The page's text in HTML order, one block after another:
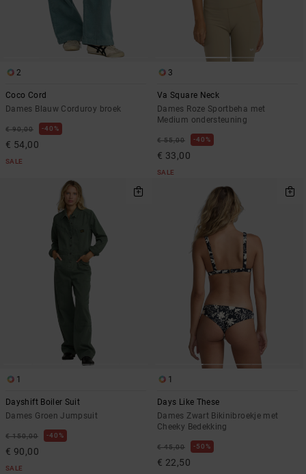
2
Coco Cord
Dames Blauw Corduroy broek
€ 90,00 40%
€ 54,00
SALE
3
Va Square Neck
Dames Roze Sportbeha met
Medium ondersteuning
€ 55,00 40%
€ 33,00
SALE
1
Dayshift Boiler Suit
Dames Groen Jumpsuit
€ 150,00 40%
€ 90,00
SALE
1
Days Like These
Dames Zwart Bikinibroekje met
Cheeky Bedekking
€ 45,00 50%
€ 22,50